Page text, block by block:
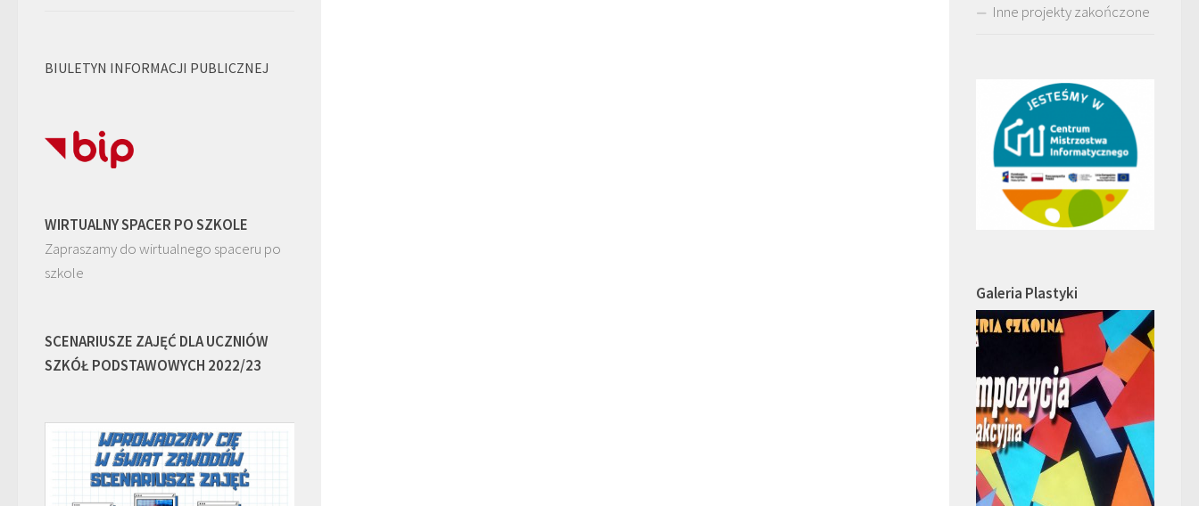
BIULETYN INFORMACJI PUBLICZNEJ
WIRTUALNY SPACER PO SZKOLE
Zapraszamy do wirtualnego spaceru po
szkole
SCENARIUSZE ZAJĘĆ DLA UCZNIÓW
SZKÓŁ PODSTAWOWYCH 2022/23
Inne projekty zakończone
Galeria Plastyki